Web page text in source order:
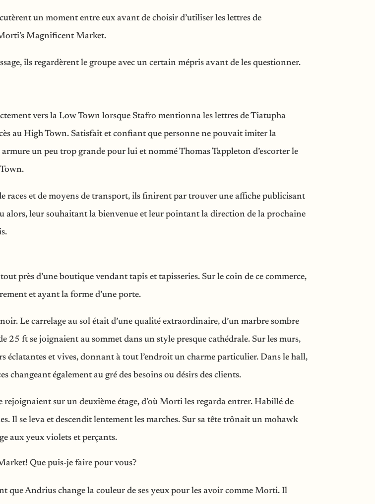
un moment entre eux avant de choisir d’utiliser les lettres de
Magnificent Market.
ils regardèrent le groupe avec un certain mépris avant de les questionner.
vers la Low Town lorsque Stafro mentionna les lettres de Tiatupha
au High Town. Satisfait et confiant que personne ne pouvait imiter la
un peu trop grande pour lui et nommé Thomas Tappleton d’escorter le
races et de moyens de transport, ils finirent par trouver une affiche publicisant
leur souhaitant la bienvenue et leur pointant la direction de la prochaine
près d’une boutique vendant tapis et tapisseries. Sur le coin de ce commerce,
et ayant la forme d’une porte.
Le carrelage au sol était d’une qualité extraordinaire, d’un marbre sombre
25 ft se joignaient au sommet dans un style presque cathédrale. Sur les murs,
éclatantes et vives, donnant à tout l’endroit un charme particulier. Dans le hall,
changeant également au gré des besoins ou désirs des clients.
rejoignaient sur un deuxième étage, d’où Morti les regarda entrer. Habillé de
Il se leva et descendit lentement les marches. Sur sa tête trônait un mohawk
aux yeux violets et perçants.
Que puis-je faire pour vous?
que Andrius change la couleur de ses yeux pour les avoir comme Morti. Il